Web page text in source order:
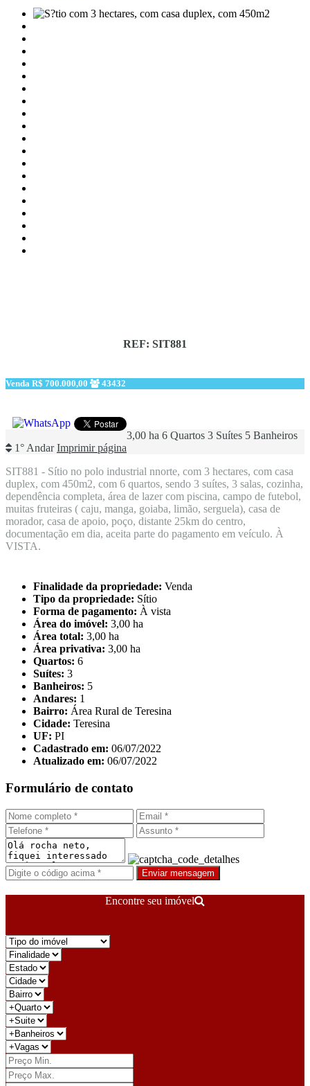
REF: SIT881
Venda R$ 700.000,00 43432
3,00 ha 6 Quartos 3 Suítes 5 Banheiros
1° Andar Imprimir página
SIT881 - Sítio no polo industrial nnorte, com 3 hectares, com casa
duplex, com 450m2, com 6 quartos, sendo 3 suítes, 3 salas, cozinha,
dependência completa, área de lazer com piscina, campo de futebol,
muitas fruteiras ( caju, manga, goiaba, limão, serguela), casa de
morador, casa de apoio, poço, distante 25km do centro,
documentação em dia, aceita parte do pagamento em veículo. À
VISTA.
Finalidade da propriedade: Venda
Tipo da propriedade: Sítio
Forma de pagamento: À vista
Área do imóvel: 3,00 ha
Área total: 3,00 ha
Área privativa: 3,00 ha
Quartos: 6
Suítes: 3
Banheiros: 5
Andares: 1
Bairro: Área Rural de Teresina
Cidade: Teresina
UF: PI
Cadastrado em: 06/07/2022
Atualizado em: 06/07/2022
Formulário de contato
Enviar mensagem
Encontre seu imóvel